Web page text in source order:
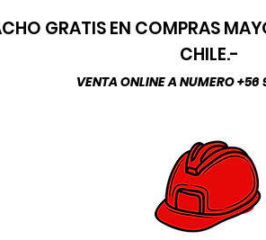
GRATIS EN COMPRAS
CHILE.-
VENTA ONLINE A NUMERO